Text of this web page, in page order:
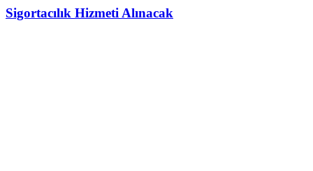
Sigortacılık Hizmeti Alınacak